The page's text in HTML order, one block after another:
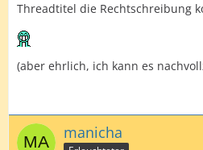
Threadtitel die Rechtschreibung
(aber ehrlich, ich kann es
manicha